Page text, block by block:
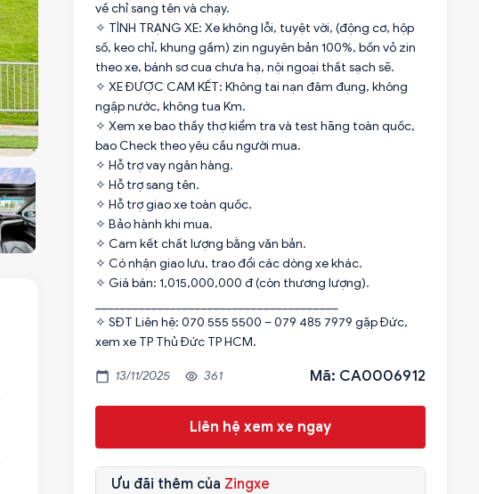
về chỉ sang tên và chạy.
✧ TÌNH TRẠNG XE: Xe không lỗi, tuyệt vời, (động cơ, hộp
số, keo chỉ, khung gầm) zin nguyên bản 100%, bốn vỏ zin
theo xe, bánh sơ cua chưa hạ, nội ngoại thất sạch sẽ.
✧ XE ĐƯỢC CAM KẾT: Không tai nạn đâm đụng, không
ngập nước, không tua Km.
✧ Xem xe bao thầy thợ kiểm tra và test hãng toàn quốc,
bao Check theo yêu cầu người mua.
✧ Hỗ trợ vay ngân hàng.
✧ Hỗ trợ sang tên.
✧ Hỗ trợ giao xe toàn quốc.
✧ Bảo hành khi mua.
✧ Cam kết chất lượng bằng văn bản.
✧ Có nhận giao lưu, trao đổi các dòng xe khác.
✧ Giá bán: 1,015,000,000 đ (còn thương lượng).
✧ SĐT Liên hệ: 070 555 5500 – 079 485 7979 gặp Đức,
13/11/2025 361 Mã: CA0006912
Liên hệ xem xe ngay
Ưu đãi thêm của Zingxe